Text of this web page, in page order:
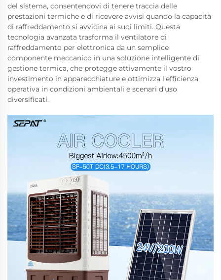
del sistema, consentendovi di tenere traccia delle
prestazioni termiche e di ricevere avvisi quando la capacità
di raffreddamento si avvicina ai suoi limiti. Questa
tecnologia avanzata trasforma il ventilatore di
raffreddamento per elettronica da un semplice
componente meccanico in una soluzione intelligente di
gestione termica, che protegge attivamente il vostro
investimento in apparecchiature e ottimizza l’efficienza
operativa in condizioni ambientali e scenari d’uso
diversificati.